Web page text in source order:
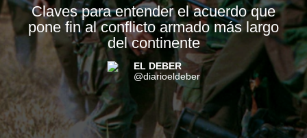
Claves para entender el acuerdo que
pone fin al conflicto armado más largo
del continente
EL DEBER
@diarioeldeber